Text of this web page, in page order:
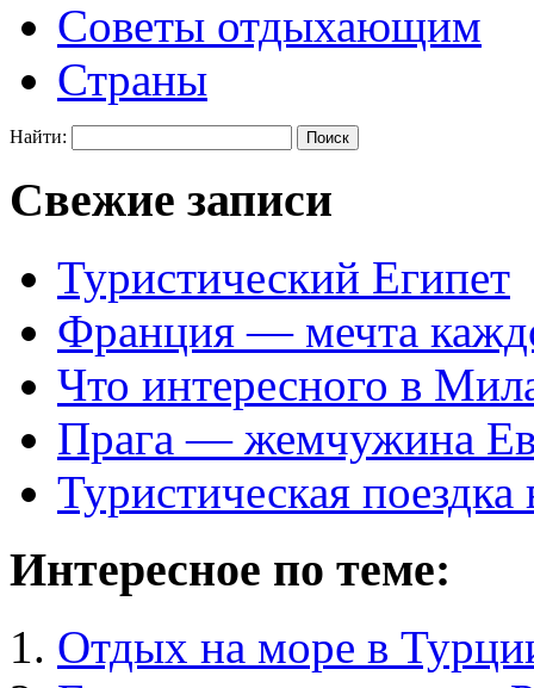
Советы отдыхающим
Страны
Найти:
Свежие записи
Туристический Египет
Франция — мечта
Что интересного в
Прага — жемчужина
Туристическая
Интересное по теме:
Отдых на море в